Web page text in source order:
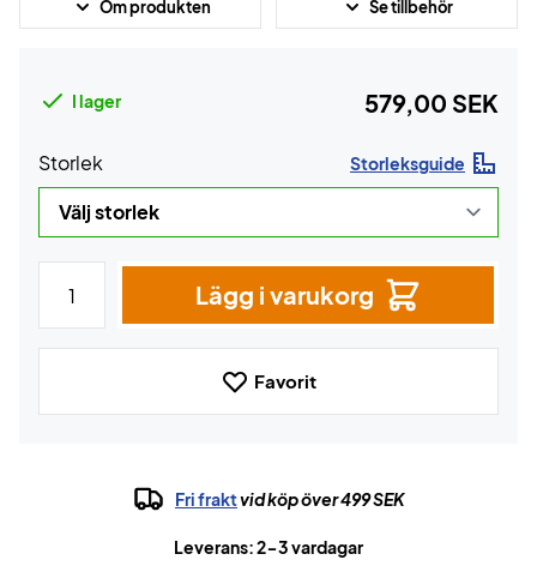
Om produkten Se tillbehör
I lager 579,00 SEK
Storlek Storleksguide
Lägg i varukorg
Favorit
Fri fraktvid köp över 499 SEK
Leverans: 2-3 vardagar